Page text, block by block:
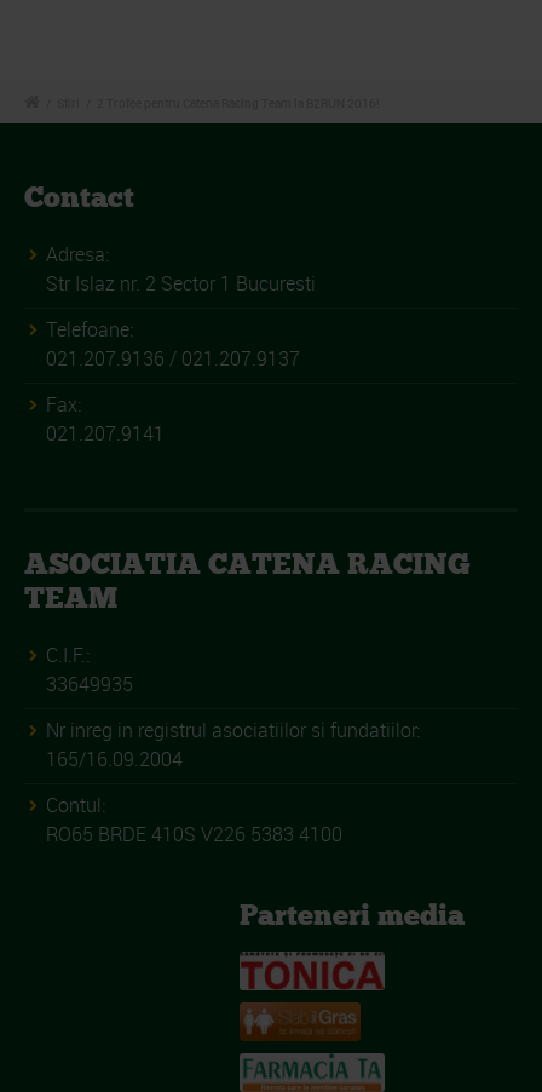
Contact
Adresa:
Str Islaz nr. 2 Sector 1 Bucuresti
Telefoane:
021.207.9136 / 021.207.9137
Fax:
021.207.9141
ASOCIATIA CATENA RACING
TEAM
C.I.F.:
33649935
Nr inreg in registrul asociatiilor si fundatiilor:
165/16.09.2004
Contul:
RO65 BRDE 410S V226 5383 4100
Parteneri media